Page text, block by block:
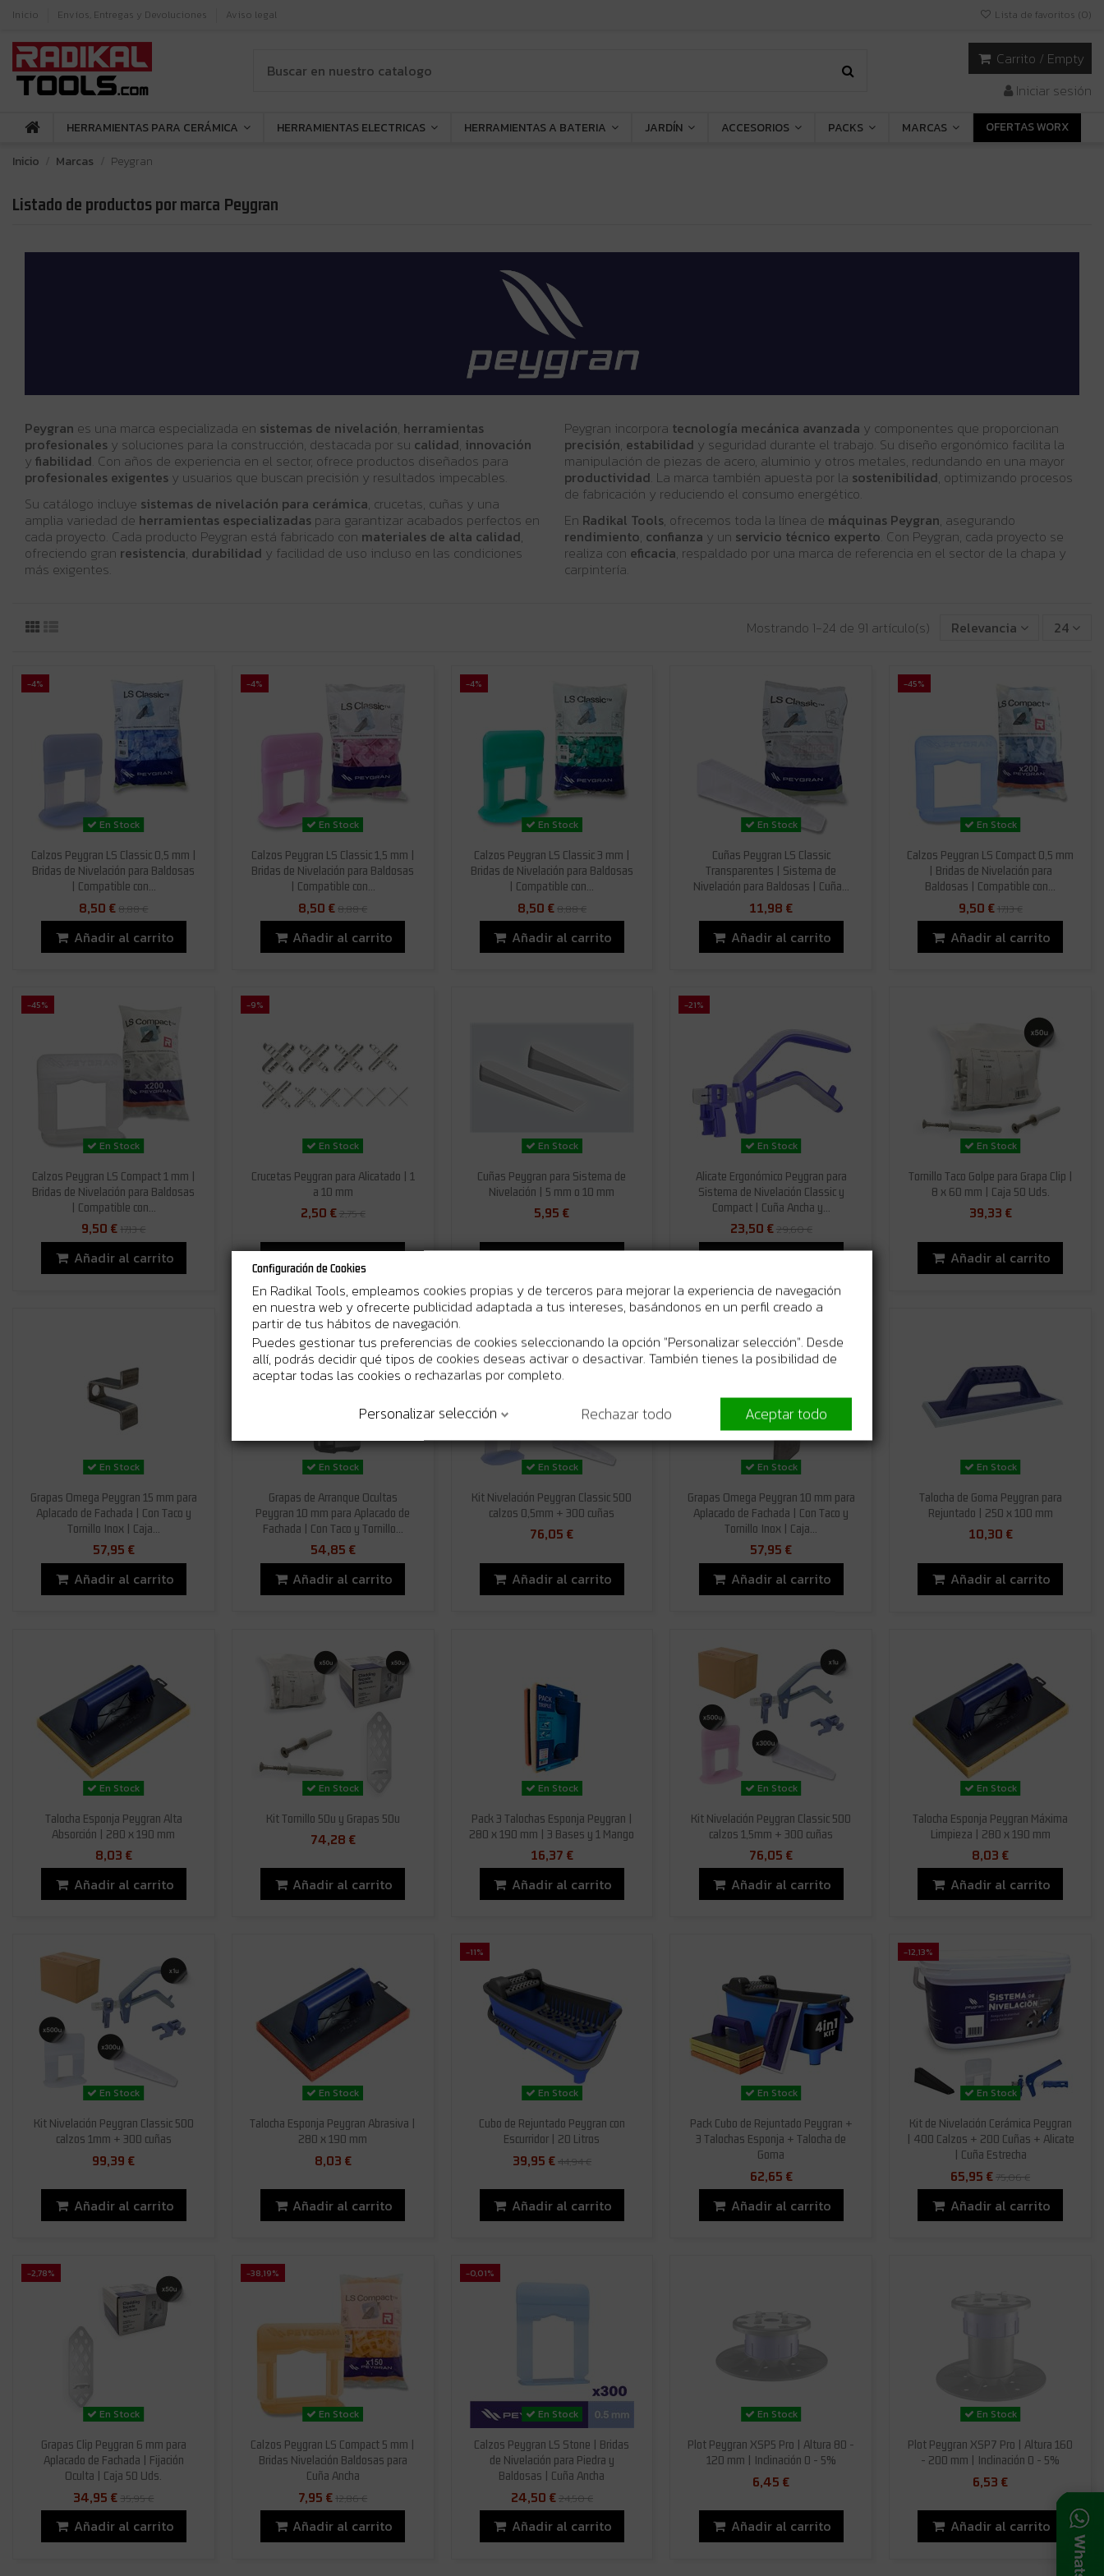
Inicio Envíos, Entregas y Devoluciones Aviso legal Lista de favoritos (0)
Carrito / Empty
Iniciar sesión
HERRAMIENTAS PARA CERÁMICA HERRAMIENTAS ELECTRICAS HERRAMIENTAS A BATERIA JARDÍN ACCESORIOS PACKS MARCAS
OFERTAS WORX
Inicio
Marcas Peygran
Listado de productos por marca Peygran
Peygran es una marca especializada en sistemas de nivelación, herramientas
profesionales y soluciones para la construcción, destacada por su calidad, innovación
y fiabilidad. Con años de experiencia en el sector, ofrece productos diseñados para
profesionales exigentes y usuarios que buscan precisión y resultados impecables.
Su catálogo incluye sistemas de nivelación para cerámica, crucetas, cuñas y una
amplia variedad de herramientas especializadas para garantizar acabados perfectos en
cada proyecto. Cada producto Peygran está fabricado con materiales de alta calidad,
ofreciendo gran resistencia, durabilidad y facilidad de uso incluso en las condiciones
más exigentes.
Peygran incorpora tecnología mecánica avanzada y componentes que proporcionan
precisión, estabilidad y seguridad durante el trabajo. Su diseño ergonómico facilita la
manipulación de piezas de acero, aluminio y otros metales, redundando en una mayor
productividad. La marca también apuesta por la sostenibilidad, optimizando procesos
de fabricación y reduciendo el consumo energético.
En Radikal Tools, ofrecemos toda la línea de máquinas Peygran, asegurando
rendimiento, confianza y un servicio técnico experto. Con Peygran, cada proyecto se
realiza con eficacia, respaldado por una marca de referencia en el sector de la chapa y
carpintería.
Mostrando 1-24 de 91 artículo(s) Relevancia 24
-4%
En Stock
Calzos Peygran LS Classic 0,5 mm |
Bridas de Nivelación para Baldosas
| Compatible con...
8,50 € 8,88 €
Añadir al carrito
-4%
En Stock
Calzos Peygran LS Classic 1,5 mm |
Bridas de Nivelación para Baldosas
| Compatible con...
8,50 €8,88 €
Añadir al carrito
-4%
En Stock
Calzos Peygran LS Classic 3 mm |
Bridas de Nivelación para Baldosas
| Compatible con...
8,50 €8,88 €
Añadir al carrito
En Stock
Cuñas Peygran LS Classic
Transparentes | Sistema de
Nivelación para Baldosas | Cuña...
11,98 €
Añadir al carrito
-45%
En Stock
Calzos Peygran LS Compact 0,5 mm
| Bridas de Nivelación para
Baldosas | Compatible con...
9,50 €17,13 €
Añadir al carrito
-45%
En Stock
Calzos Peygran LS Compact 1 mm |
Bridas de Nivelación para Baldosas
| Compatible con...
9,50 € 17,13 €
Añadir al carrito
-9%
En Stock
Crucetas Peygran para Alicatado | 1
a 10 mm
2,50 €2,75 €
Añadir al carrito
En Stock
Cuñas Peygran para Sistema de
Nivelación | 5 mm o 10 mm
5,95 €
Añadir al carrito
-21%
En Stock
Alicate Ergonómico Peygran para
Sistema de Nivelación Classic y
Compact | Cuña Ancha y...
23,50 €29,60 €
Añadir al carrito
En Stock
Tornillo Taco Golpe para Grapa Clip |
8 x 60 mm | Caja 50 Uds.
39,33 €
Añadir al carrito
En Stock
Grapas Omega Peygran 15 mm para
Aplacado de Fachada | Con Taco y
Tornillo Inox | Caja...
57,95 €
Añadir al carrito
En Stock
Grapas de Arranque Ocultas
Peygran 10 mm para Aplacado de
Fachada | Con Taco y Tornillo...
54,85 €
Añadir al carrito
En Stock
Kit Nivelación Peygran Classic 500
calzos 0,5mm + 300 cuñas
76,05 €
Añadir al carrito
En Stock
Grapas Omega Peygran 10 mm para
Aplacado de Fachada | Con Taco y
Tornillo Inox | Caja...
57,95 €
Añadir al carrito
En Stock
Talocha de Goma Peygran para
Rejuntado | 250 x 100 mm
10,30 €
Añadir al carrito
En Stock
Talocha Esponja Peygran Alta
Absorción | 280 x 190 mm
8,03 €
Añadir al carrito
En Stock
Kit Tornillo 50u y Grapas 50u
74,28 €
Añadir al carrito
En Stock
Pack 3 Talochas Esponja Peygran |
280 x 190 mm | 3 Bases y 1 Mango
16,37 €
Añadir al carrito
En Stock
Kit Nivelación Peygran Classic 500
calzos 1,5mm + 300 cuñas
76,05 €
Añadir al carrito
En Stock
Talocha Esponja Peygran Máxima
Limpieza | 280 x 190 mm
8,03 €
Añadir al carrito
En Stock
Kit Nivelación Peygran Classic 500
calzos 1mm + 300 cuñas
99,39 €
Añadir al carrito
En Stock
Talocha Esponja Peygran Abrasiva |
280 x 190 mm
8,03 €
Añadir al carrito
-11%
En Stock
Cubo de Rejuntado Peygran con
Escurridor | 20 Litros
39,95 €44,94 €
Añadir al carrito
En Stock
Pack Cubo de Rejuntado Peygran +
3 Talochas Esponja + Talocha de
Goma
62,65 €
Añadir al carrito
-12,13%
En Stock
Kit de Nivelación Cerámica Peygran
| 400 Calzos + 200 Cuñas + Alicate
| Cuña Estrecha
65,95 €75,06 €
Añadir al carrito
-2,78%
En Stock
Grapas Clip Peygran 6 mm para
Aplacado de Fachada | Fijación
Oculta | Caja 50 Uds.
34,95 € 35,95 €
Añadir al carrito
-38,19%
En Stock
Calzos Peygran LS Compact 5 mm |
Bridas Nivelación Baldosas para
Cuña Ancha
7,95 €12,86 €
Añadir al carrito
-0,01%
En Stock
Calzos Peygran LS Stone | Bridas
de Nivelación para Piedra y
Baldosas | Cuña Ancha
24,50 €24,50 €
Añadir al carrito
En Stock
Plot Peygran XSP5 Pro | Altura 80 -
120 mm | Inclinación 0 - 5%
6,45 €
Añadir al carrito
En Stock
Plot Peygran XSP7 Pro | Altura 160
- 200 mm | Inclinación 0 - 5%
6,53 €
Añadir al carrito
Configuración de Cookies
En Radikal Tools, empleamos cookies propias y de terceros para mejorar la experiencia de navegación
en nuestra web y ofrecerte publicidad adaptada a tus intereses, basándonos en un perfil creado a
partir de tus hábitos de navegación.
Puedes gestionar tus preferencias de cookies seleccionando la opción "Personalizar selección". Desde
allí, podrás decidir qué tipos de cookies deseas activar o desactivar. También tienes la posibilidad de
aceptar todas las cookies o rechazarlas por completo.
Personalizar selección Rechazar todo Aceptar todo